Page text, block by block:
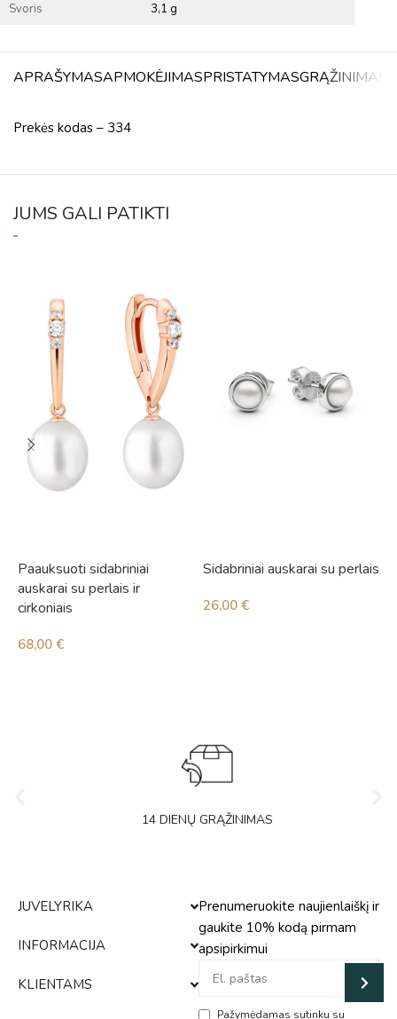
Svoris 3,1 g
APRAŠYMASAPMOKĖJIMASPRISTATYMASGRĄŽINIMAS
Prekės kodas – 334
JUMS GALI PATIKTI
Paauksuoti sidabriniai
auskarai su perlais ir
cirkoniais
68,00 €
Sidabriniai auskarai su perlais
26,00 €
14 DIENŲ GRĄŽINIMAS
JUVELYRIKA
INFORMACIJA
KLIENTAMS
Prenumeruokite naujienlaiškį ir
gaukite 10% kodą pirmam
apsipirkimui
Pažymėdamas sutinku su